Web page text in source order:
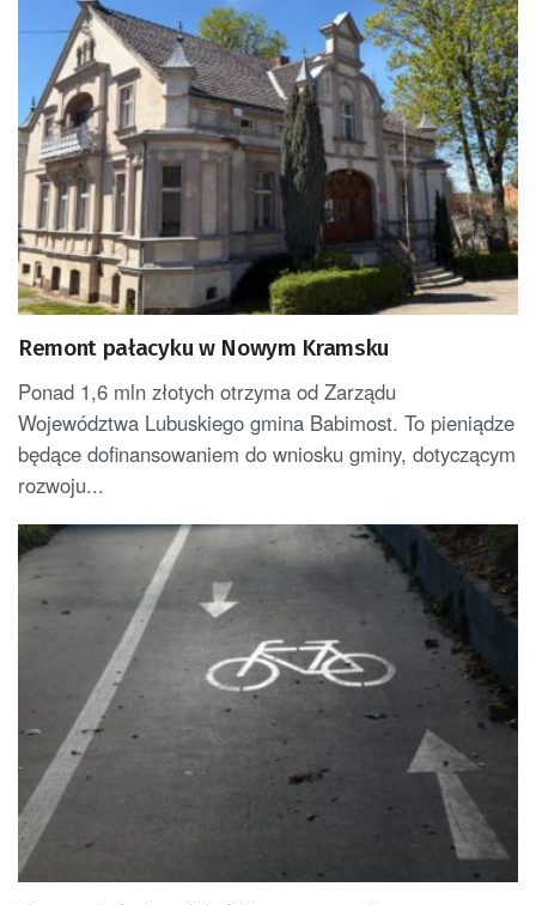
Remont pałacyku w Nowym Kramsku
Ponad 1,6 mln złotych otrzyma od Zarządu
Województwa Lubuskiego gmina Babimost. To pieniądze
będące dofinansowaniem do wniosku gminy, dotyczącym
rozwoju...